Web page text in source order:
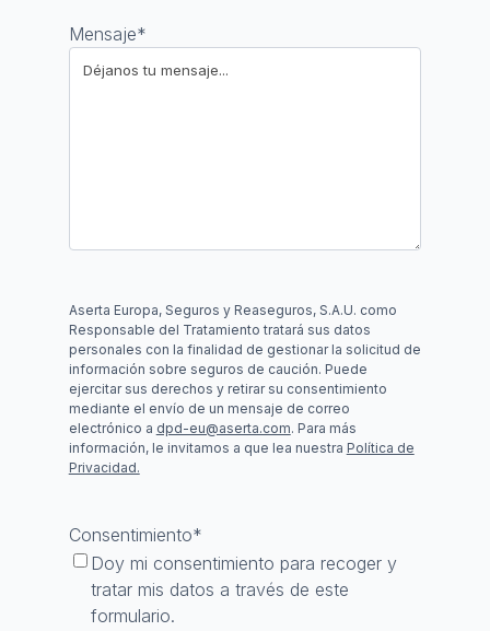
Mensaje*
Aserta Europa, Seguros y Reaseguros, S.A.U. como
Responsable del Tratamiento tratará sus datos
personales con la finalidad de gestionar la solicitud de
información sobre seguros de caución. Puede
ejercitar sus derechos y retirar su consentimiento
mediante el envío de un mensaje de correo
electrónico a dpd-eu@aserta.com. Para más
información, le invitamos a que lea nuestra Política de
Privacidad.
Consentimiento*
Doy mi consentimiento para recoger y
tratar mis datos a través de este
formulario.